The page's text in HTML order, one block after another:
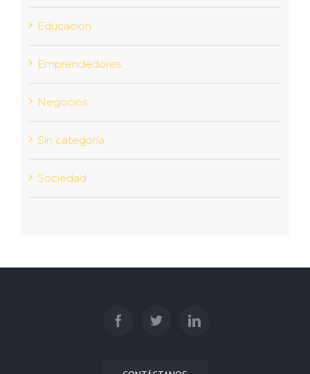
Educación
Emprendedores
Negocios
Sin categoría
Sociedad